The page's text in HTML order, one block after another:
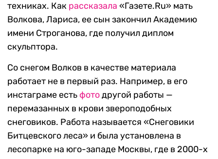
техниках. Как рассказала «Газете.Ru» мать
Волкова, Лариса, ее сын закончил Академию
имени Строганова, где получил диплом
скульптора.
Со снегом Волков в качестве материала
работает не в первый раз. Например, в его
инстаграме есть фотодругой работы —
перемазанных в крови звероподобных
снеговиков. Работа называется «Снеговики
Битцевского леса» и была установлена в
лесопарке на юго-западе Москвы, где в 2000-х